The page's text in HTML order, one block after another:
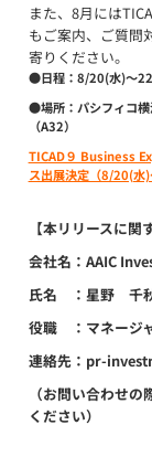
また、8月には
もご案内、ご質問
寄りください。
●日程： 8/20(水)～
●場所： パシフィコ
（A32）
TICAD９ Business
ス出展決定（8/20(
【本リリースに関
会社名：AAIC
氏名 ：星野 千
役職 ：マネージ
連絡先：pr-
（お問い合わせ
ください）